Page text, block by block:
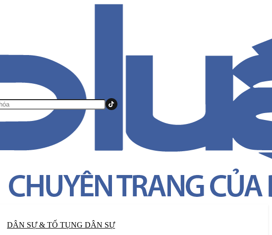
DÂN SỰ & TỐ TỤNG DÂN SỰ